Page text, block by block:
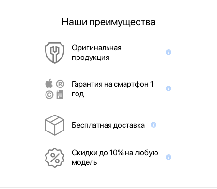
Наши преимущества
Оригинальная
продукция
Гарантия на смартфон 1
год
Бесплатная доставка
Скидки до 10% на любую
модель